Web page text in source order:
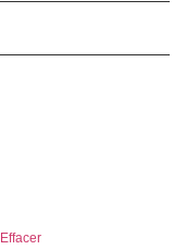
Effacer